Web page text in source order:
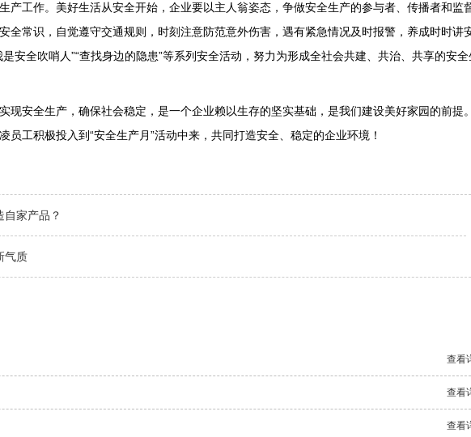
工作。美好生活从安全开始，企业要以主人翁姿态，争做安全生产的参与者、传播者和监
全常识，自觉遵守交通规则，时刻注意防范意外伤害，遇有紧急情况及时报警，养成时时讲
安全吹哨人”“查找身边的隐患”等系列安全活动，努力为形成全社会共建、共治、共享的安全
安全生产，确保社会稳定，是一个企业赖以生存的坚实基础，是我们建设美好家园的前提。
员工积极投入到“安全生产月”活动中来，共同打造安全、稳定的企业环境！
家产品？
气质
查看
查看
查看